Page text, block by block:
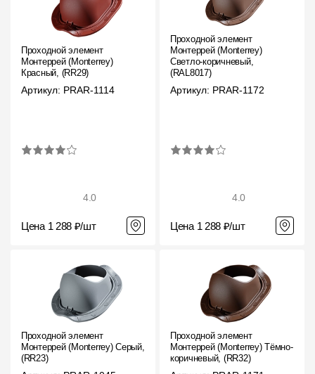
Фасадные панели
Фасадная плитка
Комплектующие для фасадов
Мягкая кровля
Ламинированная черепица
Комплектующие к кровле
Водостоки
Пластиковые водосточные системы
Металлические водосточные системы
Проходной элемент
Монтеррей (Monterrey)
Красный, (RR29)
Артикул: PRAR-1114
4.0
Цена 1 288 ₽/шт
Проходной элемент
Монтеррей (Monterrey)
Светло-коричневый,
(RAL8017)
Артикул: PRAR-1172
4.0
Цена 1 288 ₽/шт
Проходной элемент
Монтеррей (Monterrey) Серый,
(RR23)
Проходной элемент
Монтеррей (Monterrey) Тёмно-
коричневый, (RR32)